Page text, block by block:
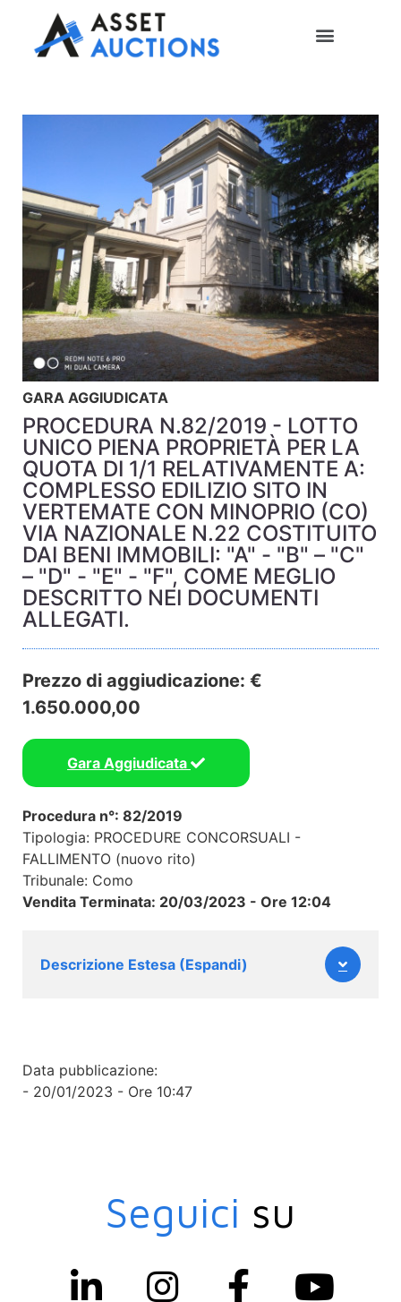
GARA AGGIUDICATA
PROCEDURA N.82/2019 - LOTTO
UNICO PIENA PROPRIETÀ PER LA
QUOTA DI 1/1 RELATIVAMENTE A:
COMPLESSO EDILIZIO SITO IN
VERTEMATE CON MINOPRIO (CO)
VIA NAZIONALE N.22 COSTITUITO
DAI BENI IMMOBILI: "A" - "B" – "C"
– "D" - "E" - "F", COME MEGLIO
DESCRITTO NEI DOCUMENTI
ALLEGATI.
Prezzo di aggiudicazione: €
1.650.000,00
Gara Aggiudicata
Procedura n°: 82/2019
Tipologia: PROCEDURE CONCORSUALI -
FALLIMENTO (nuovo rito)
Tribunale: Como
Vendita Terminata: 20/03/2023 - Ore 12:04
Descrizione Estesa (Espandi)
Data pubblicazione:
- 20/01/2023 - Ore 10:47
Seguici su